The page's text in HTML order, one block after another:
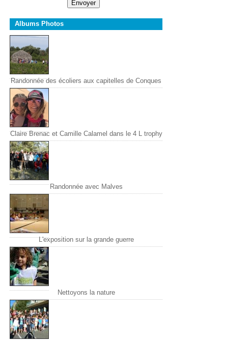
Albums Photos
Randonnée des écoliers aux capitelles de Conques
Claire Brenac et Camille Calamel dans le 4 L trophy
Randonnée avec Malves
L'exposition sur la grande guerre
Nettoyons la nature